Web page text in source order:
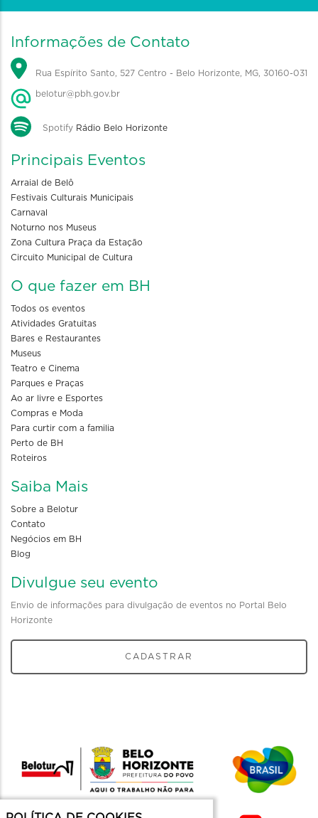
Informações de Contato
Rua Espírito Santo, 527 Centro - Belo Horizonte, MG, 30160-031
belotur@pbh.gov.br
Spotify Rádio Belo Horizonte
Principais Eventos
Arraial de Belô
Festivais Culturais Municipais
Carnaval
Noturno nos Museus
Zona Cultura Praça da Estação
Circuito Municipal de Cultura
O que fazer em BH
Todos os eventos
Atividades Gratuitas
Bares e Restaurantes
Museus
Teatro e Cinema
Parques e Praças
Ao ar livre e Esportes
Compras e Moda
Para curtir com a familia
Perto de BH
Roteiros
Saiba Mais
Sobre a Belotur
Contato
Negócios em BH
Blog
Divulgue seu evento
Envio de informações para divulgação de eventos no Portal Belo
Horizonte
CADASTRAR